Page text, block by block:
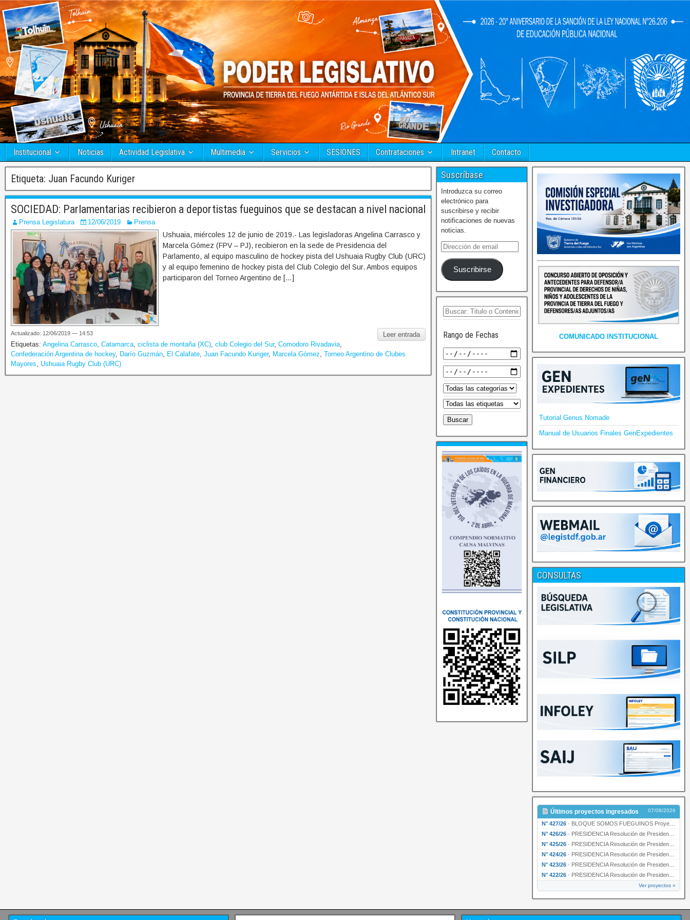
Institucional Noticias Actividad Legislativa Multimedia Servicios SESIONES Contrataciones Intranet Contacto
Etiqueta: Juan Facundo Kuriger
SOCIEDAD: Parlamentarias recibieron a deportistas fueguinos que se destacan a nivel nacional
Prensa Legislatura 12/06/2019 Prensa
Ushuaia, miércoles 12 de junio de 2019.- Las legisladoras Angelina Carrasco y
Marcela Gómez (FPV – PJ), recibieron en la sede de Presidencia del
Parlamento, al equipo masculino de hockey pista del Ushuaia Rugby Club (URC)
y al equipo femenino de hockey pista del Club Colegio del Sur. Ambos equipos
participaron del Torneo Argentino de […]
Leer entrada
Actualizado: 12/06/2019 — 14:53
Etiquetas: Angelina Carrasco, Catamarca, ciclista de montaña (XC), club Colegio del Sur, Comodoro Rivadavia,
Confederación Argentina de hockey, Darío Guzmán, El Calafate, Juan Facundo Kuriger, Marcela Gómez, Torneo Argentino de Clubes
Mayores, Ushuaia Rugby Club (URC)
Suscríbase
Introduzca su correo
electrónico para
suscribirse y recibir
notificaciones de nuevas
noticias.
Suscribirse
Rango de Fechas COMUNICADO INSTITUCIONAL
Tutorial Genus Nomade
Manual de Usuarios Finales GenExpedientes
CONSULTAS
Últimos proyectos ingresados 07/08/2026
N° 427/26 · BLOQUE SOMOS FUEGUINOS Proyecto de Declaración declarando de interés provincial PRESIDENCI…
N° 426/26 · PRESIDENCIA Resolución de Presidencia N° 216/26 declarando de interés provincial la labor …
N° 425/26 · PRESIDENCIA Resolución de Presidencia N° 212/26 declarando de interés provincial el “50° A…
N° 424/26 · PRESIDENCIA Resolución de Presidencia Nº 210/26 declarando de interés provincial el proyec…
N° 423/26 · PRESIDENCIA Resolución de Presidencia Nº 209/26 declarando de interés provincial la presen…
N° 422/26 · PRESIDENCIA Resolución de Presidencia N° 200/26 para su ratificación.
Ver proyectos »